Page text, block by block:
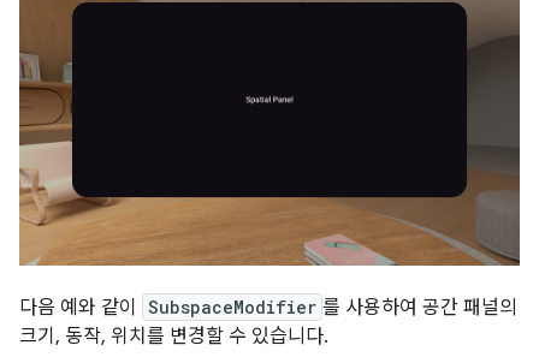
다음 예와 같이 SubspaceModifier 를 사용하여 공간 패널의
크기, 동작, 위치를 변경할 수 있습니다.